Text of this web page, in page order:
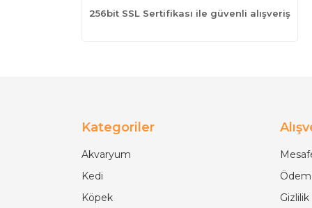
256bit SSL Sertifikası ile güvenli alışveriş
Kategoriler
Akvaryum
Kedi
Köpek